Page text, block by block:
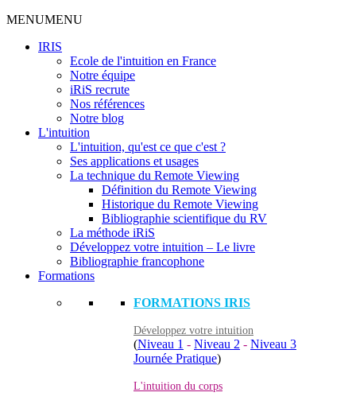
MENUMENU
IRIS
Ecole de l'intuition en France
Notre équipe
iRiS recrute
Nos références
Notre blog
L'intuition
L'intuition, qu'est ce que c'est ?
Ses applications et usages
La technique du Remote Viewing
Définition du Remote Viewing
Historique du Remote Viewing
Bibliographie scientifique du RV
La méthode iRiS
Développez votre intuition – Le livre
Bibliographie francophone
Formations
FORMATIONS IRIS
Développez votre intuition
(Niveau 1 - Niveau 2 - Niveau 3
Journée Pratique)
L'intuition du corps